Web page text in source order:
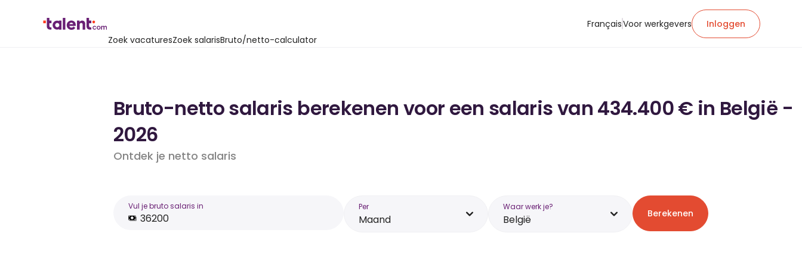
Zoek vacaturesZoek salarisBruto/netto-calculator
FrançaisVoor werkgevers Inloggen
Bruto-netto salaris berekenen voor een salaris van 434.400 € in België -
2026
Ontdek je netto salaris
Vul je bruto salaris in Per
Maand
Waar werk je?
België Berekenen